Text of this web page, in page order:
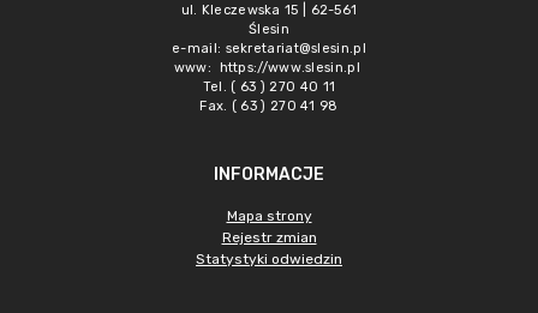
ul. Kleczewska 15 | 62-561
Ślesin
e-mail: sekretariat@slesin.pl
www:
https://www.slesin.pl
Tel. ( 63 ) 270 40 11
Fax. ( 63 ) 270 41 98
INFORMACJE
Mapa strony
Rejestr zmian
Statystyki odwiedzin